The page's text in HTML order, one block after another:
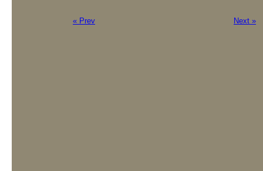
« Prev Next »